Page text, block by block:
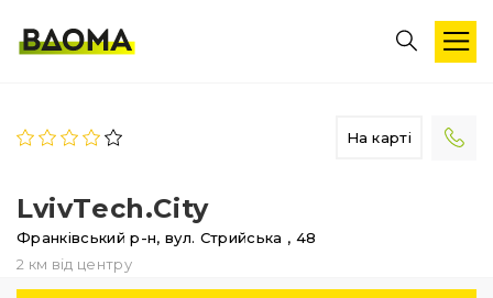
На карті
LvivTech.City
Франківський р-н, вул. Стрийська , 48
2 км від центру